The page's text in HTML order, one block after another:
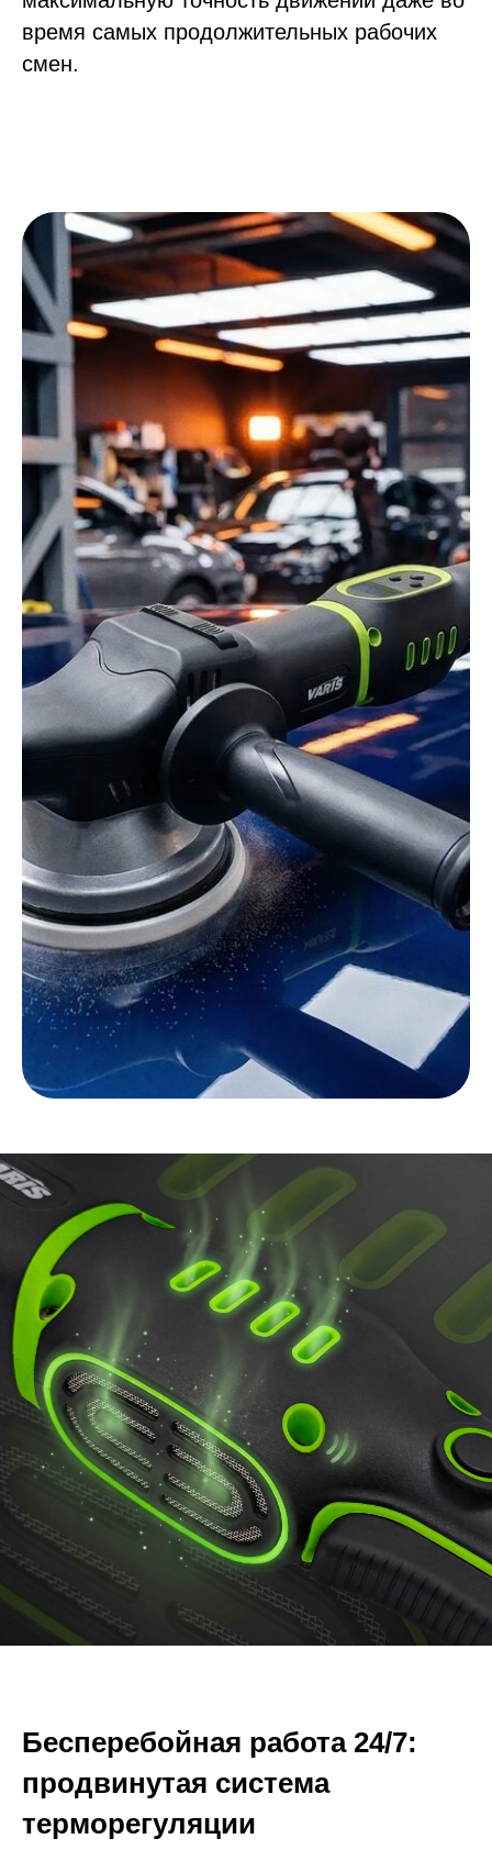
время самых продолжительных рабочих
смен.
Бесперебойная работа 24/7:
продвинутая система
терморегуляции